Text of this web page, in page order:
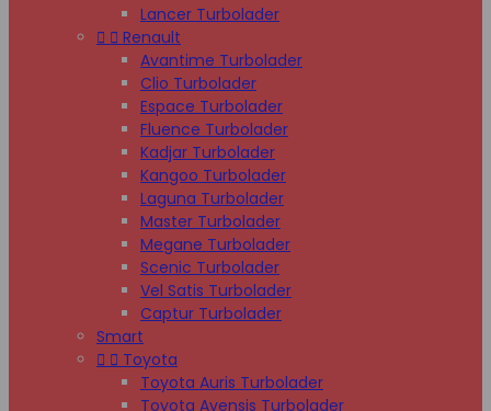
Lancer Turbolader
  Renault
Avantime Turbolader
Clio Turbolader
Espace Turbolader
Fluence Turbolader
Kadjar Turbolader
Kangoo Turbolader
Laguna Turbolader
Master Turbolader
Megane Turbolader
Scenic Turbolader
Vel Satis Turbolader
Captur Turbolader
Smart
  Toyota
Toyota Auris Turbolader
Toyota Avensis Turbolader